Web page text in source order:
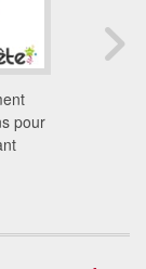
pour